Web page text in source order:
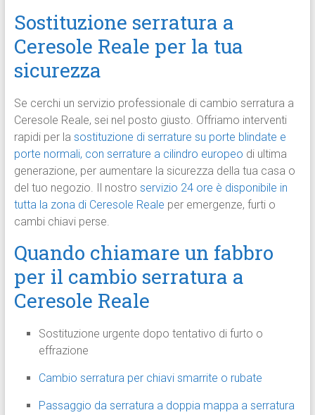
Sostituzione serratura a
Ceresole Reale per la tua
sicurezza
Se cerchi un servizio professionale di cambio serratura a
Ceresole Reale, sei nel posto giusto. Offriamo interventi
rapidi per la sostituzione di serrature su porte blindate e
porte normali, con serrature a cilindro europeo di ultima
generazione, per aumentare la sicurezza della tua casa o
del tuo negozio. Il nostro servizio 24 ore è disponibile in
tutta la zona di Ceresole Reale per emergenze, furti o
cambi chiavi perse.
Quando chiamare un fabbro
per il cambio serratura a
Ceresole Reale
Sostituzione urgente dopo tentativo di furto o
effrazione
Cambio serratura per chiavi smarrite o rubate
Passaggio da serratura a doppia mappa a serratura